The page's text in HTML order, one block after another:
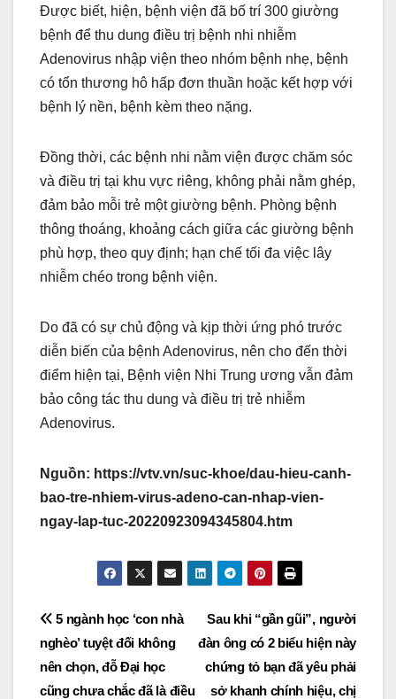
Được biết, hiện, bệnh viện đã bố trí 300 giường
bệnh để thu dung điều trị bệnh nhi nhiễm
Adenovirus nhập viện theo nhóm bệnh nhẹ, bệnh
có tổn thương hô hấp đơn thuần hoặc kết hợp với
bệnh lý nền, bệnh kèm theo nặng.
Đồng thời, các bệnh nhi nằm viện được chăm sóc
và điều trị tại khu vực riêng, không phải nằm ghép,
đảm bảo mỗi trẻ một giường bệnh. Phòng bệnh
thông thoáng, khoảng cách giữa các giường bệnh
phù hợp, theo quy định; hạn chế tối đa việc lây
nhiễm chéo trong bệnh viện.
Do đã có sự chủ động và kịp thời ứng phó trước
diễn biến của bệnh Adenovirus, nên cho đến thời
điểm hiện tại, Bệnh viện Nhi Trung ương vẫn đảm
bảo công tác thu dung và điều trị trẻ nhiễm
Adenovirus.
Nguồn: https://vtv.vn/suc-khoe/dau-hieu-canh-
bao-tre-nhiem-virus-adeno-can-nhap-vien-
ngay-lap-tuc-20220923094345804.htm
Post
navigation
Sau khi “gần gũi”, người
đàn ông có 2 biểu hiện này
chứng tỏ bạn đã yêu phải
sở khanh chính hiệu, chị
5 ngành học ‘con nhà
nghèo’ tuyệt đối không
nên chọn, đỗ Đại học
cũng chưa chắc đã là điều